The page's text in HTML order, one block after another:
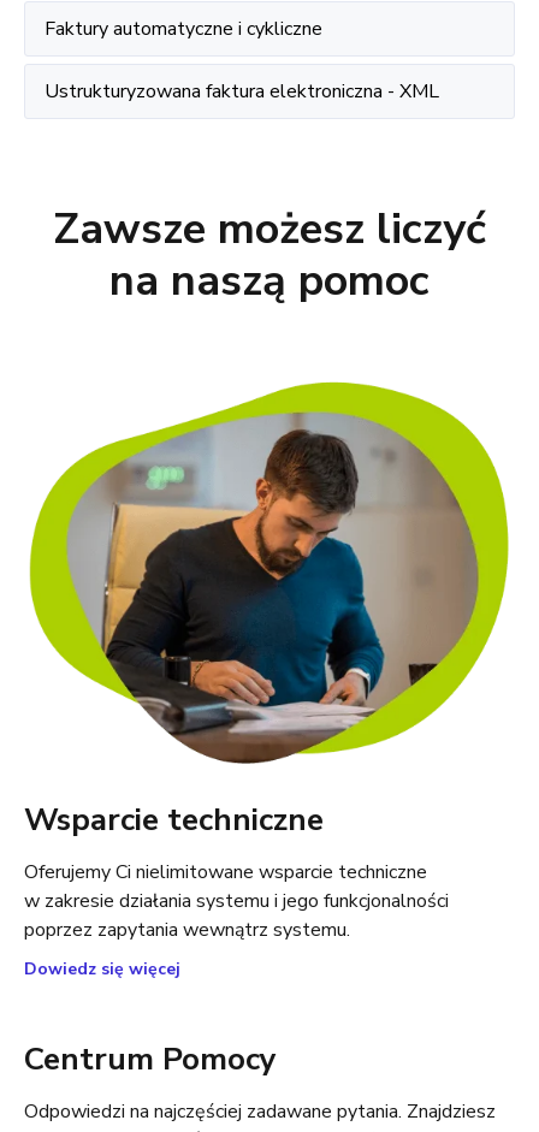
Faktury automatyczne i cykliczne
Ustrukturyzowana faktura elektroniczna - XML
Zawsze możesz liczyć
na naszą pomoc
Wsparcie techniczne
Oferujemy Ci nielimitowane wsparcie techniczne
w zakresie działania systemu i jego funkcjonalności
poprzez zapytania wewnątrz systemu.
Dowiedz się więcej
Centrum Pomocy
Odpowiedzi na najczęściej zadawane pytania. Znajdziesz